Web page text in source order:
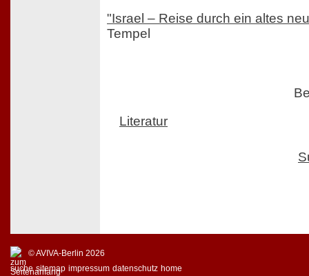
"Israel – Reise durch ein altes
Tempel
Literatur
© AVIVA-Berlin 2026
suche sitemap impressum datenschutz home